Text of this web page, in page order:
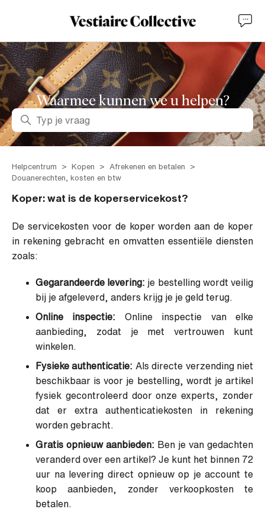
Waarmee kunnen we u helpen?
Zoeken
Helpcentrum Kopen
Afrekenen en betalen
Douanerechten, kosten en btw
Koper: wat is de koperservicekost?
De servicekosten voor de koper worden aan de koper
in rekening gebracht en omvatten essentiële diensten
zoals:
Gegarandeerde levering: je bestelling wordt veilig
bij je afgeleverd, anders krijg je je geld terug.
Online inspectie: Online inspectie van elke
aanbieding, zodat je met vertrouwen kunt
winkelen.
Fysieke authenticatie: Als directe verzending niet
beschikbaar is voor je bestelling, wordt je artikel
fysiek gecontroleerd door onze experts, zonder
dat er extra authenticatiekosten in rekening
worden gebracht.
Gratis opnieuw aanbieden: Ben je van gedachten
veranderd over een artikel? Je kunt het binnen 72
uur na levering direct opnieuw op je account te
koop aanbieden, zonder verkoopkosten te
betalen.